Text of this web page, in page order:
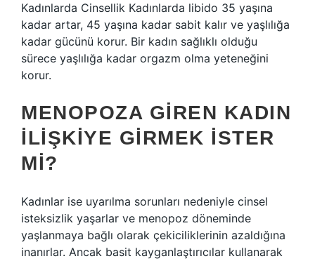
Kadınlarda Cinsellik Kadınlarda libido 35 yaşına
kadar artar, 45 yaşına kadar sabit kalır ve yaşlılığa
kadar gücünü korur. Bir kadın sağlıklı olduğu
sürece yaşlılığa kadar orgazm olma yeteneğini
korur.
MENOPOZA GIREN KADIN
ILIŞKIYE GIRMEK ISTER
MI?
Kadınlar ise uyarılma sorunları nedeniyle cinsel
isteksizlik yaşarlar ve menopoz döneminde
yaşlanmaya bağlı olarak çekiciliklerinin azaldığına
inanırlar. Ancak basit kayganlaştırıcılar kullanarak